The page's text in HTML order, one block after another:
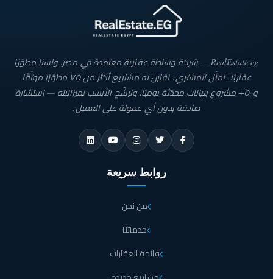
RealEstate.eg — شركة وساطة عقارية معتمدة في مصر، ولسنا مطوّرًا
عقاريًا. نمثّل المشتري: نقارن له مشاريع أكثر من ٧٥ مطوّرًا موثّقًا
و٥٠٠+ مشروع ببيانات محدّثة يوميًا، ونرشّح الأنسب لميزانيته — استشارة
صادقة بدون أي عمولة على العميل.
روابط سريعة
من نحن
خدماتنا
قائمة العقارات